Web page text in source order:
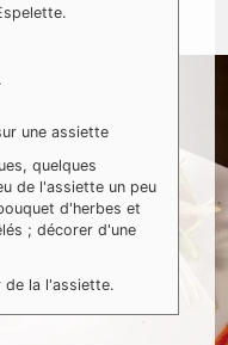
une assiette
quelques
de l'assiette un peu
d'herbes et
; décorer d'une
de la l'assiette.